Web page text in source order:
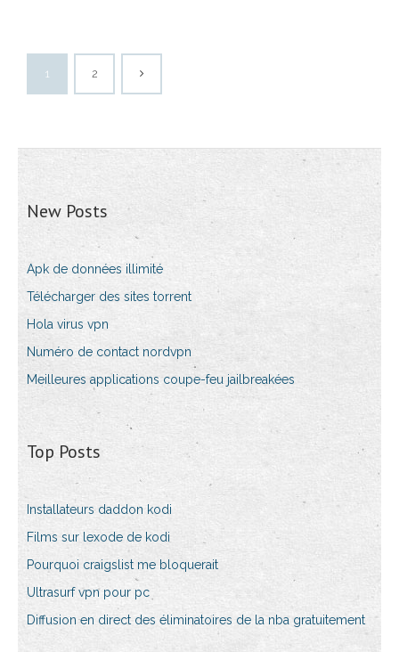
1 2
New Posts
Apk de données illimité
Télécharger des sites torrent
Hola virus vpn
Numéro de contact nordvpn
Meilleures applications coupe-feu jailbreakées
Top Posts
Installateurs daddon kodi
Films sur lexode de kodi
Pourquoi craigslist me bloquerait
Ultrasurf vpn pour pc
Diffusion en direct des éliminatoires de la nba gratuitement